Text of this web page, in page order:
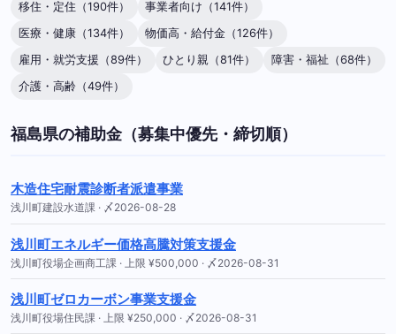
移住・定住（190件）
事業者向け（141件）
医療・健康（134件）
物価高・給付金（126件）
雇用・就労支援（89件）
ひとり親（81件）
障害・福祉（68件）
介護・高齢（49件）
福島県の補助金（募集中優先・締切順）
木造住宅耐震診断者派遣事業
浅川町建設水道課 · 〆2026-08-28
浅川町エネルギー価格高騰対策支援金
浅川町役場企画商工課 · 上限 ¥500,000 · 〆2026-08-31
浅川町ゼロカーボン事業支援金
浅川町役場住民課 · 上限 ¥250,000 · 〆2026-08-31